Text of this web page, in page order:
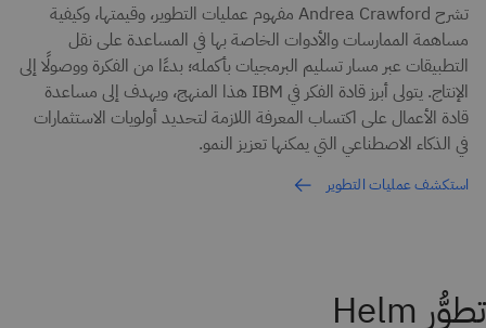
تشرح Andrea Crawford مفهوم عمليات التطوير، وقيمتها، وكيفية
مساهمة الممارسات والأدوات الخاصة بها في المساعدة على نقل
التطبيقات عبر مسار تسليم البرمجيات بأكمله؛ بدءًا من الفكرة ووصولًا إلى
الإنتاج. يتولى أبرز قادة الفكر في IBM هذا المنهج، ويهدف إلى مساعدة
قادة الأعمال على اكتساب المعرفة اللازمة لتحديد أولويات الاستثمارات
في الذكاء الاصطناعي التي يمكنها تعزيز النمو.
استكشف عمليات التطوير
تطوُّر Helm